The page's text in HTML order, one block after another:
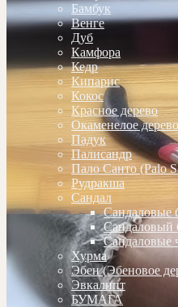
Бамбук
Венге
Дуб
Камфора
Кедр
Кипарис
Кокос
Красное дерево
Окаменелое
Падук
Палисандр
Пало Санто (Palo
Рудракша
Сандал
Сандаловые
Сандаловый
Сандаловые
Хурма
Эбен (Эбеновое
Эвкалипт
БУМАГА